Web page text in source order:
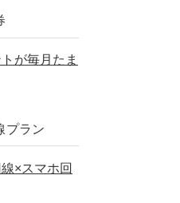
が毎月たま
プラン
×スマホ回